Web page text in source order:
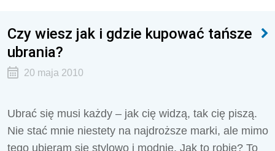
Czy wiesz jak i gdzie kupować tańsze
ubrania?
20 maja 2010
Ubrać się musi każdy – jak cię widzą, tak cię piszą.
Nie stać mnie niestety na najdroższe marki, ale mimo
tego ubieram się stylowo i modnie. Jak to robię? To